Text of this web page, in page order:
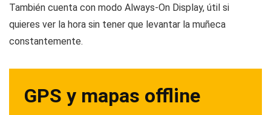
También cuenta con modo Always-On Display, útil si
quieres ver la hora sin tener que levantar la muñeca
constantemente.
GPS y mapas offline